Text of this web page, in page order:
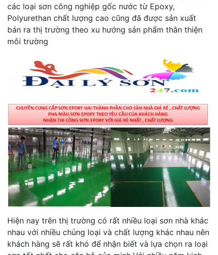
các loại sơn công nghiệp gốc nước từ Epoxy,
Polyurethan chất lượng cao cũng đã được sản xuất
bán ra thị trường theo xu hướng sản phẩm thân thiện
môi trường
Hiện nay trên thị trường có rất nhiều loại sơn nhà khác
nhau với nhiều chủng loại và chất lượng khác nhau nên
khách hàng sẽ rất khó để nhận biết và lựa chọn ra loại